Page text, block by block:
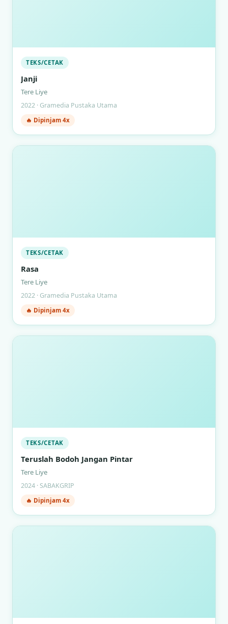
TEKS/CETAK
Janji
Tere Liye
2022 · Gramedia Pustaka Utama
🔥 Dipinjam 4x
TEKS/CETAK
Rasa
Tere Liye
2022 · Gramedia Pustaka Utama
🔥 Dipinjam 4x
TEKS/CETAK
Teruslah Bodoh Jangan Pintar
Tere Liye
2024 · SABAKGRIP
🔥 Dipinjam 4x